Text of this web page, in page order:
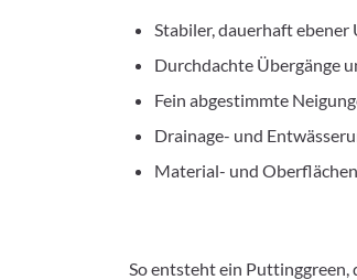
Stabiler, dauerhaft
Durchdachte Übergänge
Fein abgestimmte
Drainage- und
Material- und
So entsteht ein Puttinggreen,